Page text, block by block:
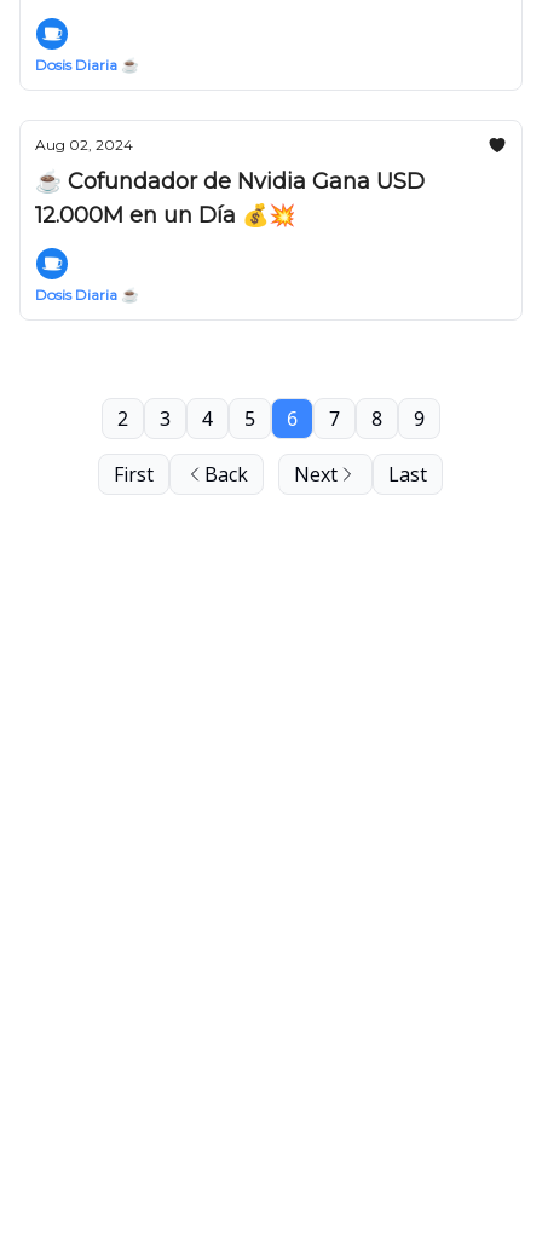
Dosis Diaria ☕️
Aug 02, 2024
☕️ Cofundador de Nvidia Gana USD
12.000M en un Día 💰💥
Dosis Diaria ☕️
First Back
2 3 4 5 6 7 8 9
Next Last